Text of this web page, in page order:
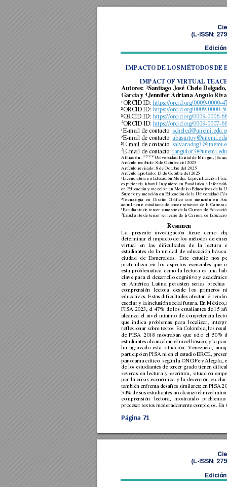
(L-ISSN:
Página 71
IMPACTO DE LOS MÉTODOS
IMPACT OF VIRTUAL
Autores:
1 Santiago José Chele
García y 4Jennifer Adriana Angulo
¹ORCID ID: https://orcid.org/0009-0000-
²ORCID ID: https://orcid.org/0009-0000-
³ORCID ID: https://orcid.org/0009-0006-
4ORCID ID: https://orcid.org/0009-0007-
¹E-mail de contacto:
²E-mail de contacto:
³E-mail de contacto:
4E-mail de contacto:
Afiliación: 1*2*3*4*Universidad Estatal de Milagro,
Artículo recibido: 8 de Octubre del 2025
Artículo revisado: 8 de Octubre del 2025
Artículo aprobado: 13 de Octubre del 2025
¹Licenciatura en Educación Media, Especialización
experiencia laboral. Ingeniero en Estadística e
en Educación y mención en Modelos Educativos de la
Superior y mención en Educación de la Universidad
²Tecnología en Diseño Gráfico con mención en
actualmente estudiante de tercer semestre de la
³Estudiante de tercer semestre de la Carrera de
4Estudiante de tercer semestre de la Carrera de
Resumen
La presente investigación tiene como
determinar el impacto de los métodos de
virtual
en las dificultades de la lectura
estudiantes de la unidad de educación
ciudad de Esmeraldas. Este estudio nos
profundizar en los aspectos esenciales que r
esta problemática como la lectura es una
clave para el desarrollo cognitivo y ac
en América Latina persisten serias brechas
comprensión lectora desde los primeros
educativos. Estas dificultades afectan el
escolar y la inclusión social futura. En México,
PISA 2023, el 47% de los estudiantes de 15
alcanza el nivel mínimo de competencia
que indica problemas para localizar,
reflexionar sobre textos. En Colombia, los resu
de PISA 2018 mostraban que solo el 50%
estudiantes alcanzaban el nivel básico, y la
ha agravado esta situación. Venezuela,
participó en PISA ni en el estudio ERCE,
panorama crítico: según la ONGFe y Alegría,
de los estudiantes de tercer grado tienen
severas en lectura y escritura, situación
por la crisis económica y la deserción
también enfrenta desafíos similares: en PISA
54% de sus estudiantes no alcanzó el nivel
comprensión
lectora, mostrando problemas
procesar textos moderadamente complejos. En
(L-ISSN: